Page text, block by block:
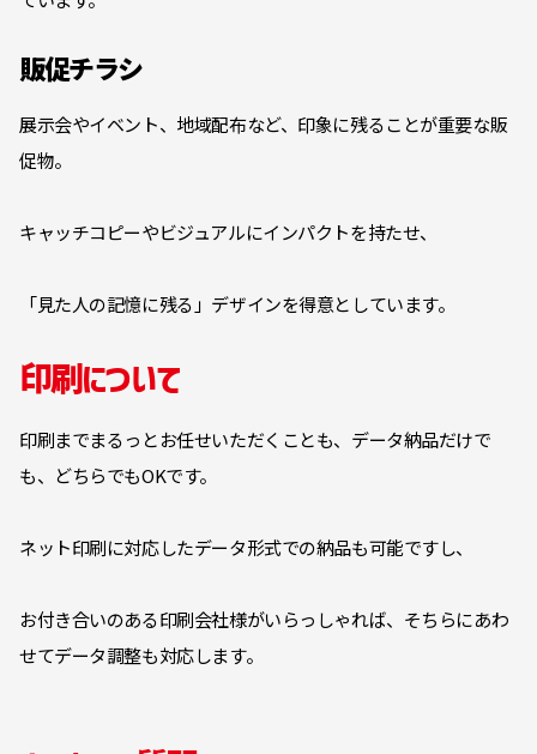
販促チラシ
展示会やイベント、地域配布など、印象に残ることが重要な販
促物。
キャッチコピーやビジュアルにインパクトを持たせ、
「見た人の記憶に残る」デザインを得意としています。
印刷について
印刷までまるっとお任せいただくことも、データ納品だけで
も、どちらでもOKです。
ネット印刷に対応したデータ形式での納品も可能ですし、
お付き合いのある印刷会社様がいらっしゃれば、そちらにあわ
せてデータ調整も対応します。